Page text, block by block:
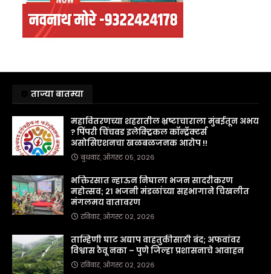
ताज्या बातम्या
महावितरणच्या शहरातील भ्रष्टाचाराला मुंबईतून अभय
? पिंपरी चिंचवड इलेक्ट्रिकल कॉन्ट्रॅक्टर्स
असोसिएशनचा खळबळजनक आरोप !!
बुधवार, ऑगस्ट ०५, २०२६
भक्तिरसात न्हाऊन निघाला भजन सादरीकरण
महोत्सव; २१ भजनी मंडळांच्या सहभागाने चिखलीत
मंगलमय वातावरण
रविवार, ऑगस्ट ०२, २०२६
ताम्हिणी घाट अद्याप वाहतुकीसाठी बंद; अफवांवर
विश्वास ठेवू नका – पुणे जिल्हा प्रशासनाचे आवाहन
रविवार, ऑगस्ट ०२, २०२६